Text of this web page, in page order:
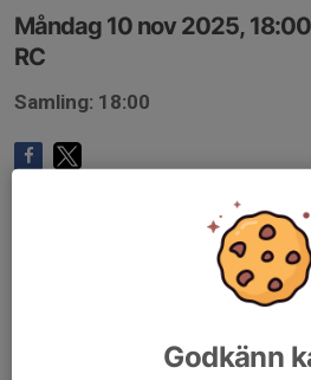
Måndag 10 nov 2025,
RC
Samling: 18:00
Godkänn